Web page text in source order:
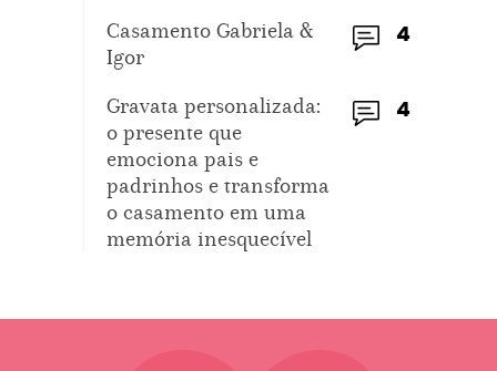
4
Casamento Gabriela &
Igor
4
Gravata personalizada:
o presente que
emociona pais e
padrinhos e transforma
o casamento em uma
memória inesquecível